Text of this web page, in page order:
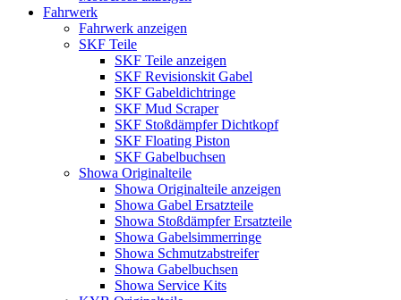
Fahrwerk
Fahrwerk anzeigen
SKF Teile
SKF Teile anzeigen
SKF Revisionskit Gabel
SKF Gabeldichtringe
SKF Mud Scraper
SKF Stoßdämpfer Dichtkopf
SKF Floating Piston
SKF Gabelbuchsen
Showa Originalteile
Showa Originalteile anzeigen
Showa Gabel Ersatzteile
Showa Stoßdämpfer Ersatzteile
Showa Gabelsimmerringe
Showa Schmutzabstreifer
Showa Gabelbuchsen
Showa Service Kits